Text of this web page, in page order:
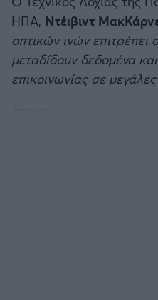
ΗΠΑ, Ντέιβιντ
οπτικών ινών επιτρέπει
μεταδίδουν δεδομένα
επικοινωνίας σε